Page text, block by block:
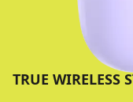
TRUE WIRELESS